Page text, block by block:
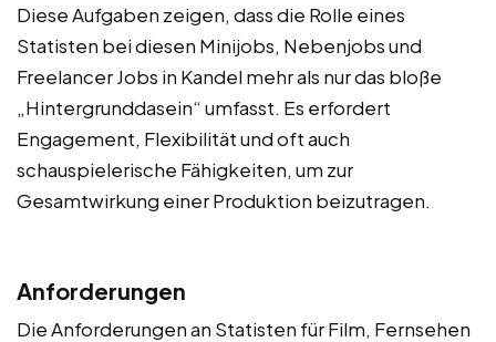
Diese Aufgaben zeigen, dass die Rolle eines
Statisten bei diesen Minijobs, Nebenjobs und
Freelancer Jobs in Kandel mehr als nur das bloße
„Hintergrunddasein“ umfasst. Es erfordert
Engagement, Flexibilität und oft auch
schauspielerische Fähigkeiten, um zur
Gesamtwirkung einer Produktion beizutragen.
Anforderungen
Die Anforderungen an Statisten für Film, Fernsehen